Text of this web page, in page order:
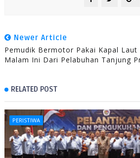
Newer Article
Pemudik Bermotor Pakai Kapal
Malam Ini Dari Pelabuhan Tanjung
RELATED POST
PERISTIWA